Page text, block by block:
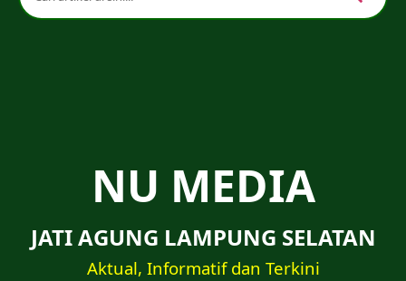
NU MEDIA
JATI AGUNG LAMPUNG SELATAN
Aktual, Informatif dan Terkini